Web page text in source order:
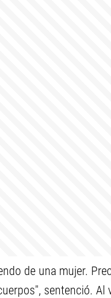
de una mujer.
sentenció. Al